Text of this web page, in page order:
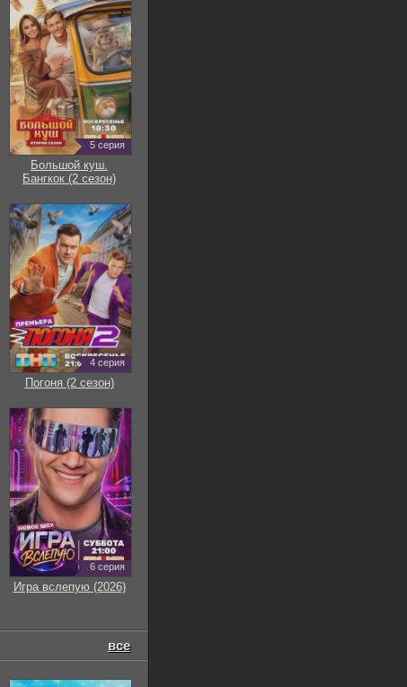
5 серия
Большой куш.
Бангкок (2 сезон)
4 серия
Погоня (2 сезон)
6 серия
Игра вслепую (2026)
все